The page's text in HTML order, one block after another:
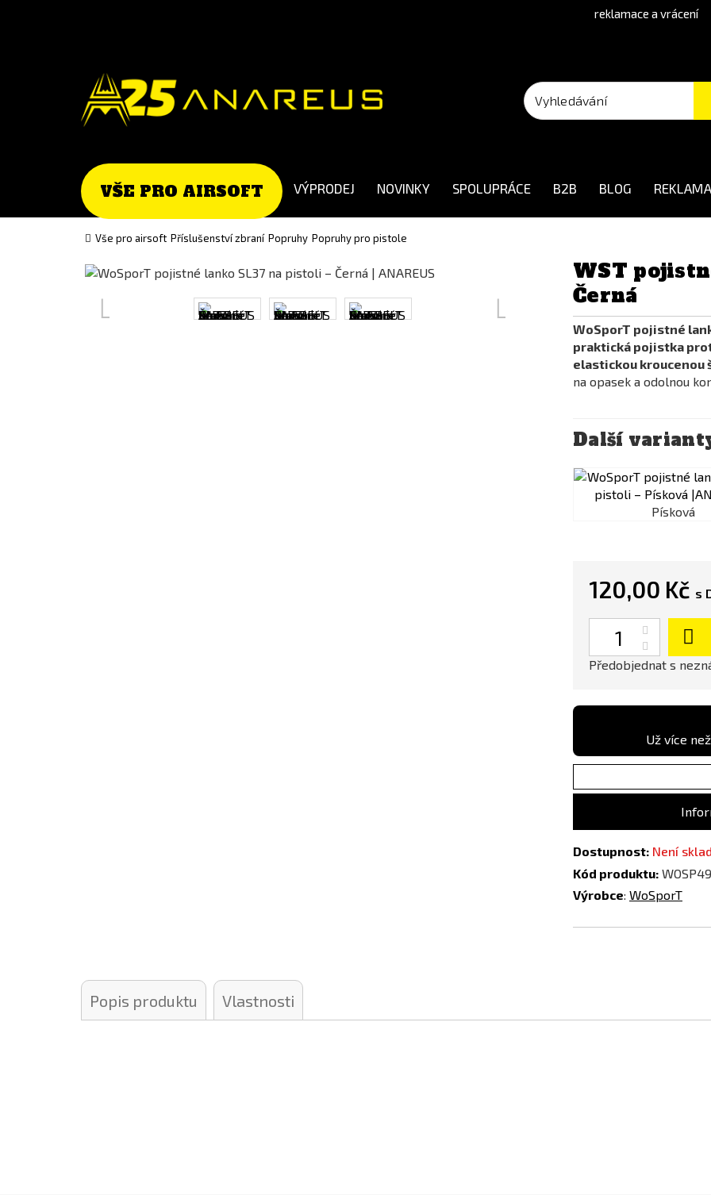
version
reklamace a vrácení
VŠE PRO AIRSOFT VÝPRODEJ NOVINKY SPOLUPRÁCE B2B BLOG
Vše pro airsoft Příslušenství zbraní Popruhy Popruhy pro pistole
WST
Černá
WoSporT pojistné
praktická pojistka
elastickou kroucenou
na opasek a odolnou
Další
Písková
120,00 Kč s
Předobjednat s
Už více
Dostupnost: Není
Kód produktu:
Výrobce: WoSporT
Popis produktu Vlastnosti